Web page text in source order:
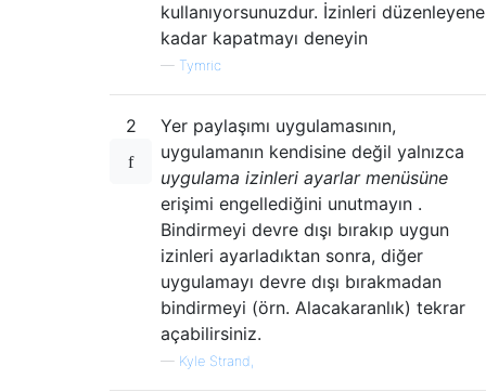
kullanıyorsunuzdur. İzinleri düzenleyene
kadar kapatmayı deneyin
— Tymric
2
Yer paylaşımı uygulamasının,
uygulamanın kendisine değil yalnızca
uygulama izinleri ayarlar menüsüne
erişimi engellediğini unutmayın .
Bindirmeyi devre dışı bırakıp uygun
izinleri ayarladıktan sonra, diğer
uygulamayı devre dışı bırakmadan
bindirmeyi (örn. Alacakaranlık) tekrar
açabilirsiniz.
— Kyle Strand,